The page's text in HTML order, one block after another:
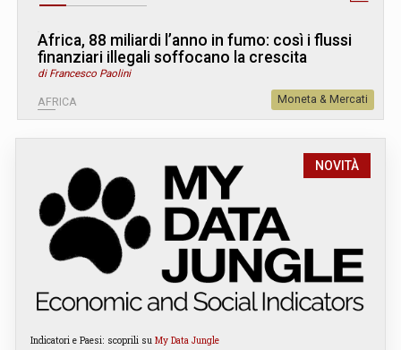
Africa, 88 miliardi l’anno in fumo: così i flussi
finanziari illegali soffocano la crescita
di Francesco Paolini
AFRICA Moneta & Mercati
NOVITÀ
Indicatori e Paesi: scoprili su My Data Jungle